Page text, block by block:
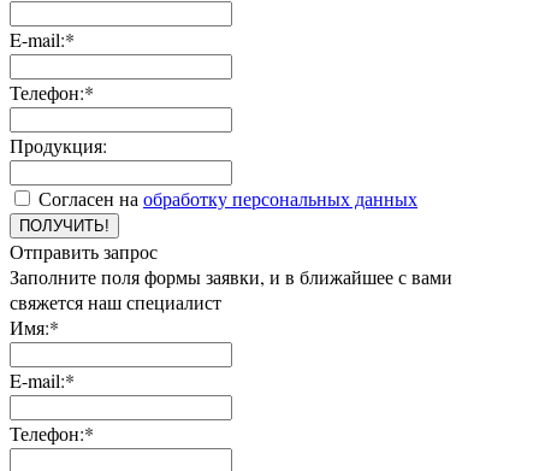
E-mail:*
Телефон:*
Продукция:
Согласен на обработку персональных данных
ПОЛУЧИТЬ!
Отправить запрос
Заполните поля формы заявки, и в ближайшее с вами
свяжется наш специалист
Имя:*
E-mail:*
Телефон:*